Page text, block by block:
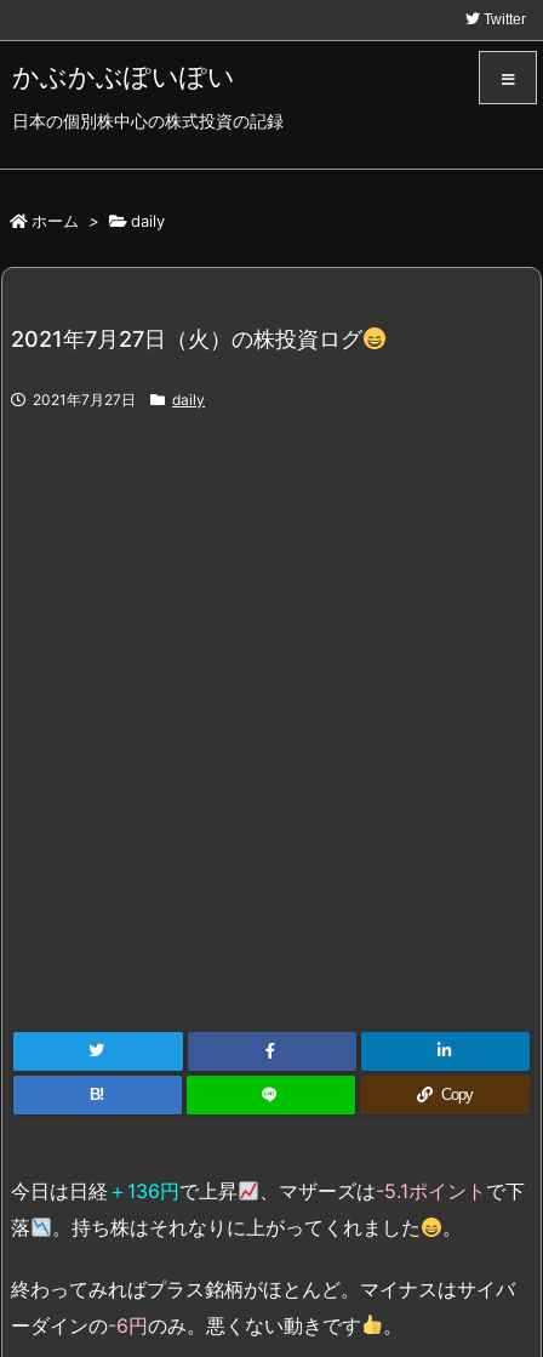
かぶかぶぽいぽい
日本の個別株中心の株式投資の記録
Twitter
ホーム > daily
2021年7月27日（火）の株投資ログ
2021年7月27日 daily
B! Copy
今日は日経 ＋136円で上昇 、マザーズは-5.1ポイント で下
落
。持ち株はそれなりに上がってくれました 。
終わってみればプラス銘柄がほとんど。マイナスはサイバ
ーダインの-6円のみ。悪くない動きです 。